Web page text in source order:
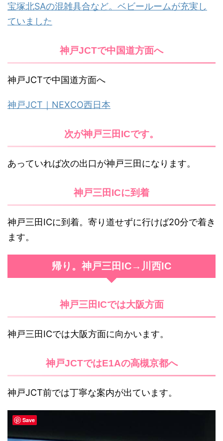
宝塚北SAの混雑具合など。ベビールームが充実し
ていました
神戸JCTで中国道方面へ
神戸JCTで中国道方面へ
神戸JCT｜NEXCO西日本
次が神戸三田ICです。
あっていれば次の出口が神戸三田になります。
神戸三田ICに到着
神戸三田ICに到着。寄り道せずに行けば20分で着き
ます。
帰り。神戸三田IC→川西IC
神戸三田ICでは大阪方面
神戸三田ICでは大阪方面に向かいます。
神戸JCTではE1Aの高槻京都へ
神戸JCT前では丁寧な案内が出ています。
Save